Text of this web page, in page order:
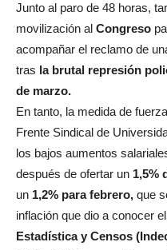
Junto al paro de 48 horas,
movilización al Congreso
acompañar el reclamo de
tras la brutal represión
de marzo.
En tanto, la medida de
Frente Sindical de
los bajos aumentos
después de ofertar un 1,5%
un 1,2% para febrero, que
inflación que dio a conocer el
Estadística y Censos